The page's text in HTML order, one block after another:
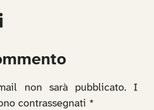
non sarà pubblicato.
I
contrassegnati *